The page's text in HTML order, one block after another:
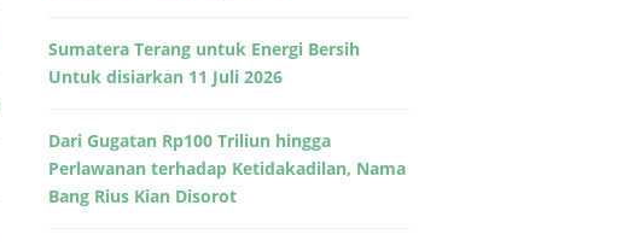
Sumatera Terang untuk Energi Bersih
Untuk disiarkan 11 Juli 2026
Dari Gugatan Rp100 Triliun hingga
Perlawanan terhadap Ketidakadilan, Nama
Bang Rius Kian Disorot